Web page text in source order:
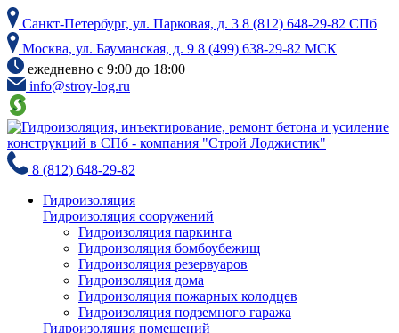
Skip
to
the
content
Санкт-Петербург, ул. Парковая, д. 3 8 (812) 648-29-82 СПб
Москва, ул. Бауманская, д. 9 8 (499) 638-29-82 МСК
ежедневно с 9:00 до 18:00
info@stroy-log.ru
8 (812) 648-29-82
Гидроизоляция
Гидроизоляция сооружений
Гидроизоляция паркинга
Гидроизоляция бомбоубежищ
Гидроизоляция резервуаров
Гидроизоляция дома
Гидроизоляция пожарных колодцев
Гидроизоляция подземного гаража
Гидроизоляция помещений